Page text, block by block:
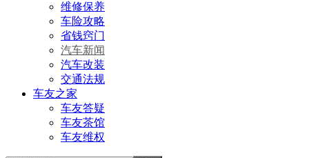
维修保养
车险攻略
省钱窍门
汽车新闻
汽车改装
交通法规
车友之家
车友答疑
车友茶馆
车友维权